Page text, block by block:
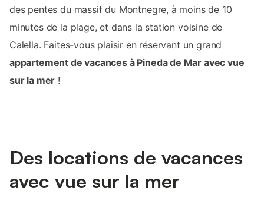
des pentes du massif du Montnegre, à moins de 10
minutes de la plage, et dans la station voisine de
Calella. Faites-vous plaisir en réservant un grand
appartement de vacances à Pineda de Mar avec vue
sur la mer !
Des locations de vacances
avec vue sur la mer